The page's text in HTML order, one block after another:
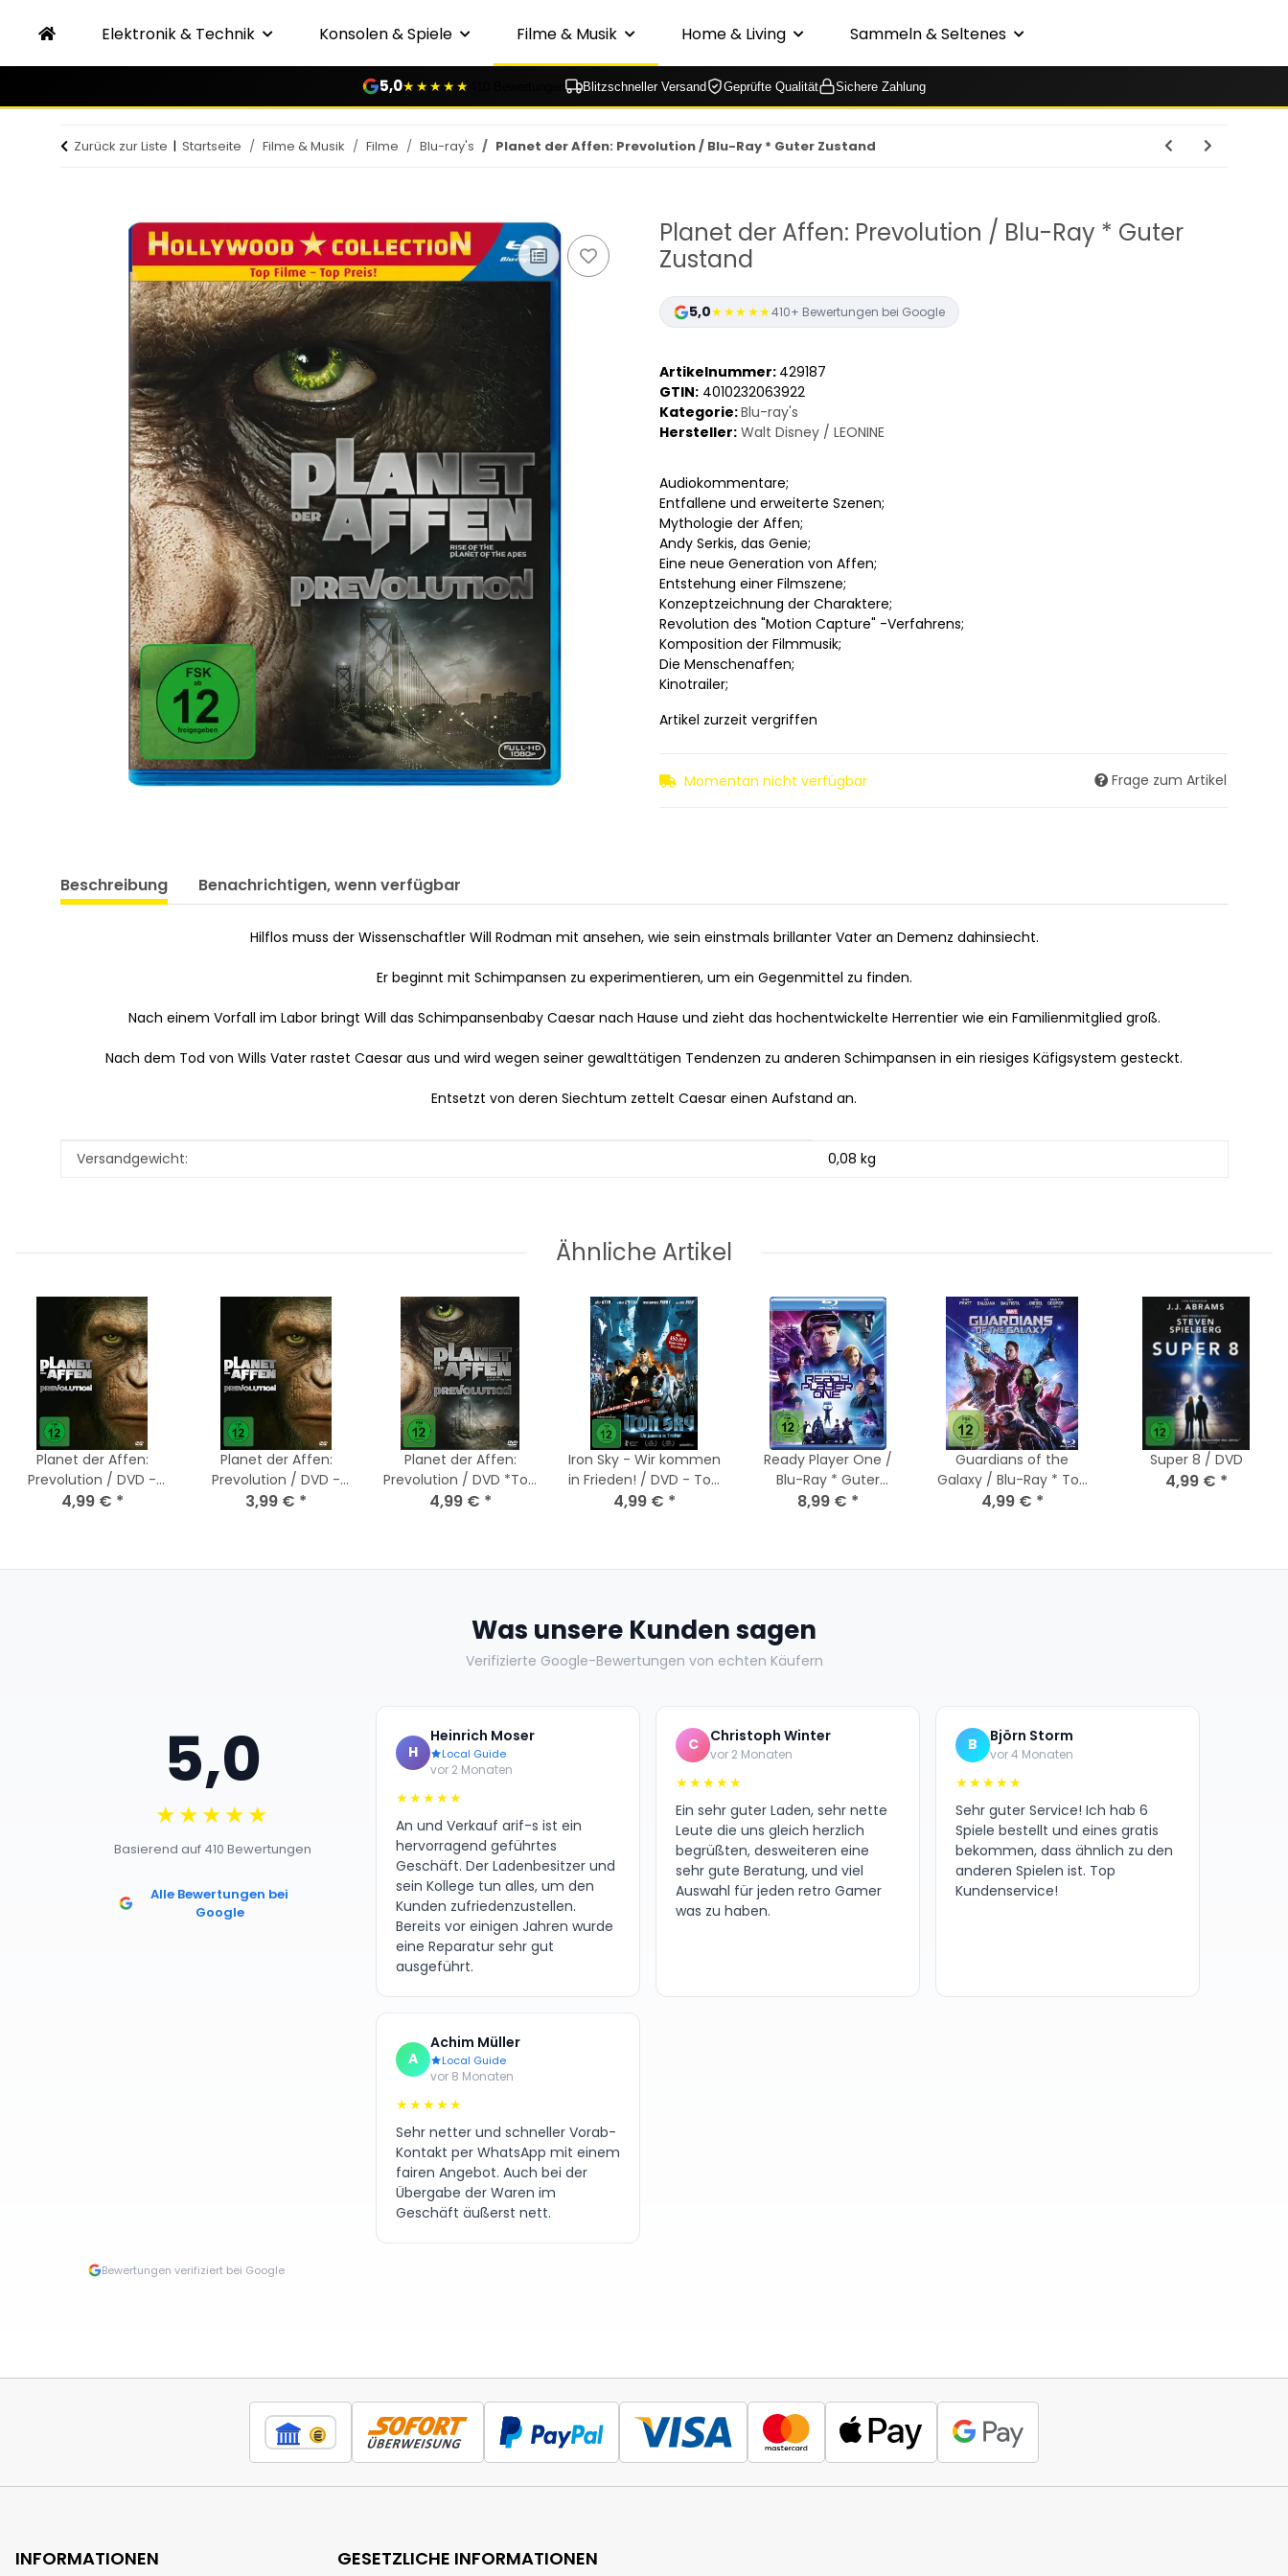
Elektronik & Technik Konsolen & Spiele Filme & Musik Home & Living Sammeln & Seltenes
5,0★★★★★ Blitzschneller Versand Geprüfte Qualität Sichere Zahlung
Zurück zur Liste Startseite Filme & Musik Filme Blu-ray's Planet der Affen: Prevolution / Blu-Ray * Guter Zustand
Planet der Affen: Prevolution / Blu-Ray * Guter
Zustand
5,0★★★★★410+ Bewertungen bei Google
Artikelnummer: 429187
GTIN: 4010232063922
Kategorie:Blu-ray's
Hersteller: Walt Disney / LEONINE
Audiokommentare;
Entfallene und erweiterte Szenen;
Mythologie der Affen;
Andy Serkis, das Genie;
Eine neue Generation von Affen;
Entstehung einer Filmszene;
Konzeptzeichnung der Charaktere;
Revolution des "Motion Capture" -Verfahrens;
Komposition der Filmmusik;
Die Menschenaffen;
Kinotrailer;
Artikel zurzeit vergriffen
Momentan nicht verfügbar Frage zum Artikel
Beschreibung Benachrichtigen, wenn verfügbar
Hilflos muss der Wissenschaftler Will Rodman mit ansehen, wie sein einstmals brillanter Vater an Demenz dahinsiecht.
Er beginnt mit Schimpansen zu experimentieren, um ein Gegenmittel zu finden.
Nach einem Vorfall im Labor bringt Will das Schimpansenbaby Caesar nach Hause und zieht das hochentwickelte Herrentier wie ein Familienmitglied groß.
Nach dem Tod von Wills Vater rastet Caesar aus und wird wegen seiner gewalttätigen Tendenzen zu anderen Schimpansen in ein riesiges Käfigsystem gesteckt.
Entsetzt von deren Siechtum zettelt Caesar einen Aufstand an.
Produkteigenschaft
Wert
Versandgewicht: 0,08 kg
Ähnliche Artikel
Planet der Affen:
Prevolution / DVD -
Top Zustand
4,99 € *
Planet der Affen:
Prevolution / DVD -
Akzeptabel mit Kratzer
3,99 € *
Planet der Affen:
Prevolution / DVD *Top
Zustand
4,99 € *
Iron Sky - Wir kommen
in Frieden! / DVD - Top
Zustand
4,99 € *
Ready Player One /
Blu-Ray * Guter
Zustand
8,99 € *
Guardians of the
Galaxy / Blu-Ray * Top
Zustand
4,99 € *
Super 8 / DVD
4,99 € *
Was unsere Kunden sagen
Verifizierte Google-Bewertungen von echten Käufern
5,0
★★★★★
Basierend auf 410 Bewertungen
Alle Bewertungen bei
Google
H
Heinrich Moser
Local Guide
vor 2 Monaten
★★★★★
An und Verkauf arif-s ist ein
hervorragend geführtes
Geschäft. Der Ladenbesitzer und
sein Kollege tun alles, um den
Kunden zufriedenzustellen.
Bereits vor einigen Jahren wurde
eine Reparatur sehr gut
ausgeführt.
C Christoph Winter
vor 2 Monaten
★★★★★
Ein sehr guter Laden, sehr nette
Leute die uns gleich herzlich
begrüßten, desweiteren eine
sehr gute Beratung, und viel
Auswahl für jeden retro Gamer
was zu haben.
B Björn Storm
vor 4 Monaten
★★★★★
Sehr guter Service! Ich hab 6
Spiele bestellt und eines gratis
bekommen, dass ähnlich zu den
anderen Spielen ist. Top
Kundenservice!
A
Achim Müller
Local Guide
vor 8 Monaten
★★★★★
Sehr netter und schneller Vorab-
Kontakt per WhatsApp mit einem
fairen Angebot. Auch bei der
Übergabe der Waren im
Geschäft äußerst nett.
Bewertungen verifiziert bei Google
INFORMATIONEN GESETZLICHE INFORMATIONEN